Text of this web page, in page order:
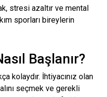
stresi azaltır ve mental
sporları bireylerin
Başlanır?
kolaydır. İhtiyacınız olan
seçmek ve gerekli